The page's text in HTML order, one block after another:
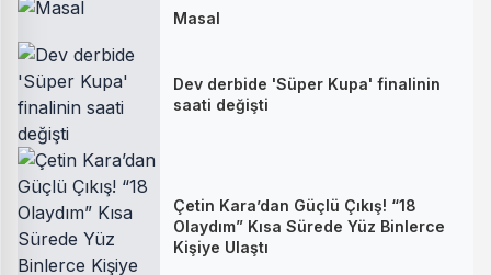
Masal
Dev derbide 'Süper Kupa' finalinin
saati değişti
Çetin Kara’dan Güçlü Çıkış! “18
Olaydım” Kısa Sürede Yüz Binlerce
Kişiye Ulaştı